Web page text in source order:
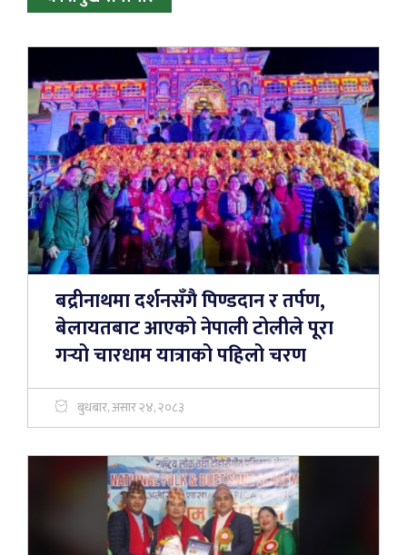
बद्रीनाथमा दर्शनसँगै पिण्डदान र तर्पण,
बेलायतबाट आएको नेपाली टोलीले पूरा
गर्‍यो चारधाम यात्राको पहिलो चरण
बुधबार, असार २४, २०८३